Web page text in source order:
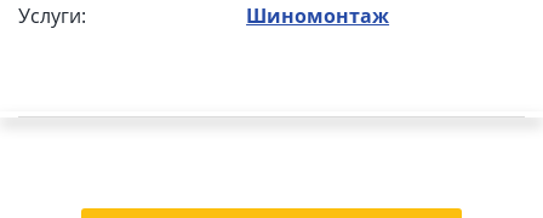
Услуги: Шиномонтаж